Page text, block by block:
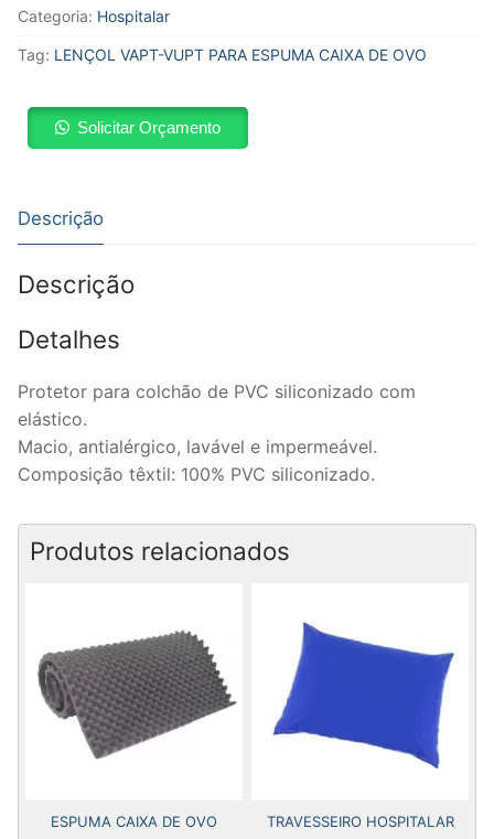
Categoria: Hospitalar
Tag: LENÇOL VAPT-VUPT PARA ESPUMA CAIXA DE OVO
Solicitar Orçamento
Descrição
Descrição
Detalhes
Protetor para colchão de PVC siliconizado com
elástico.
Macio, antialérgico, lavável e impermeável.
Composição têxtil: 100% PVC siliconizado.
Produtos relacionados
ESPUMA CAIXA DE OVO TRAVESSEIRO HOSPITALAR